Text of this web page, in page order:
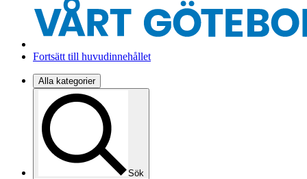
Fortsätt till huvudinnehållet
Alla kategorier
Sök